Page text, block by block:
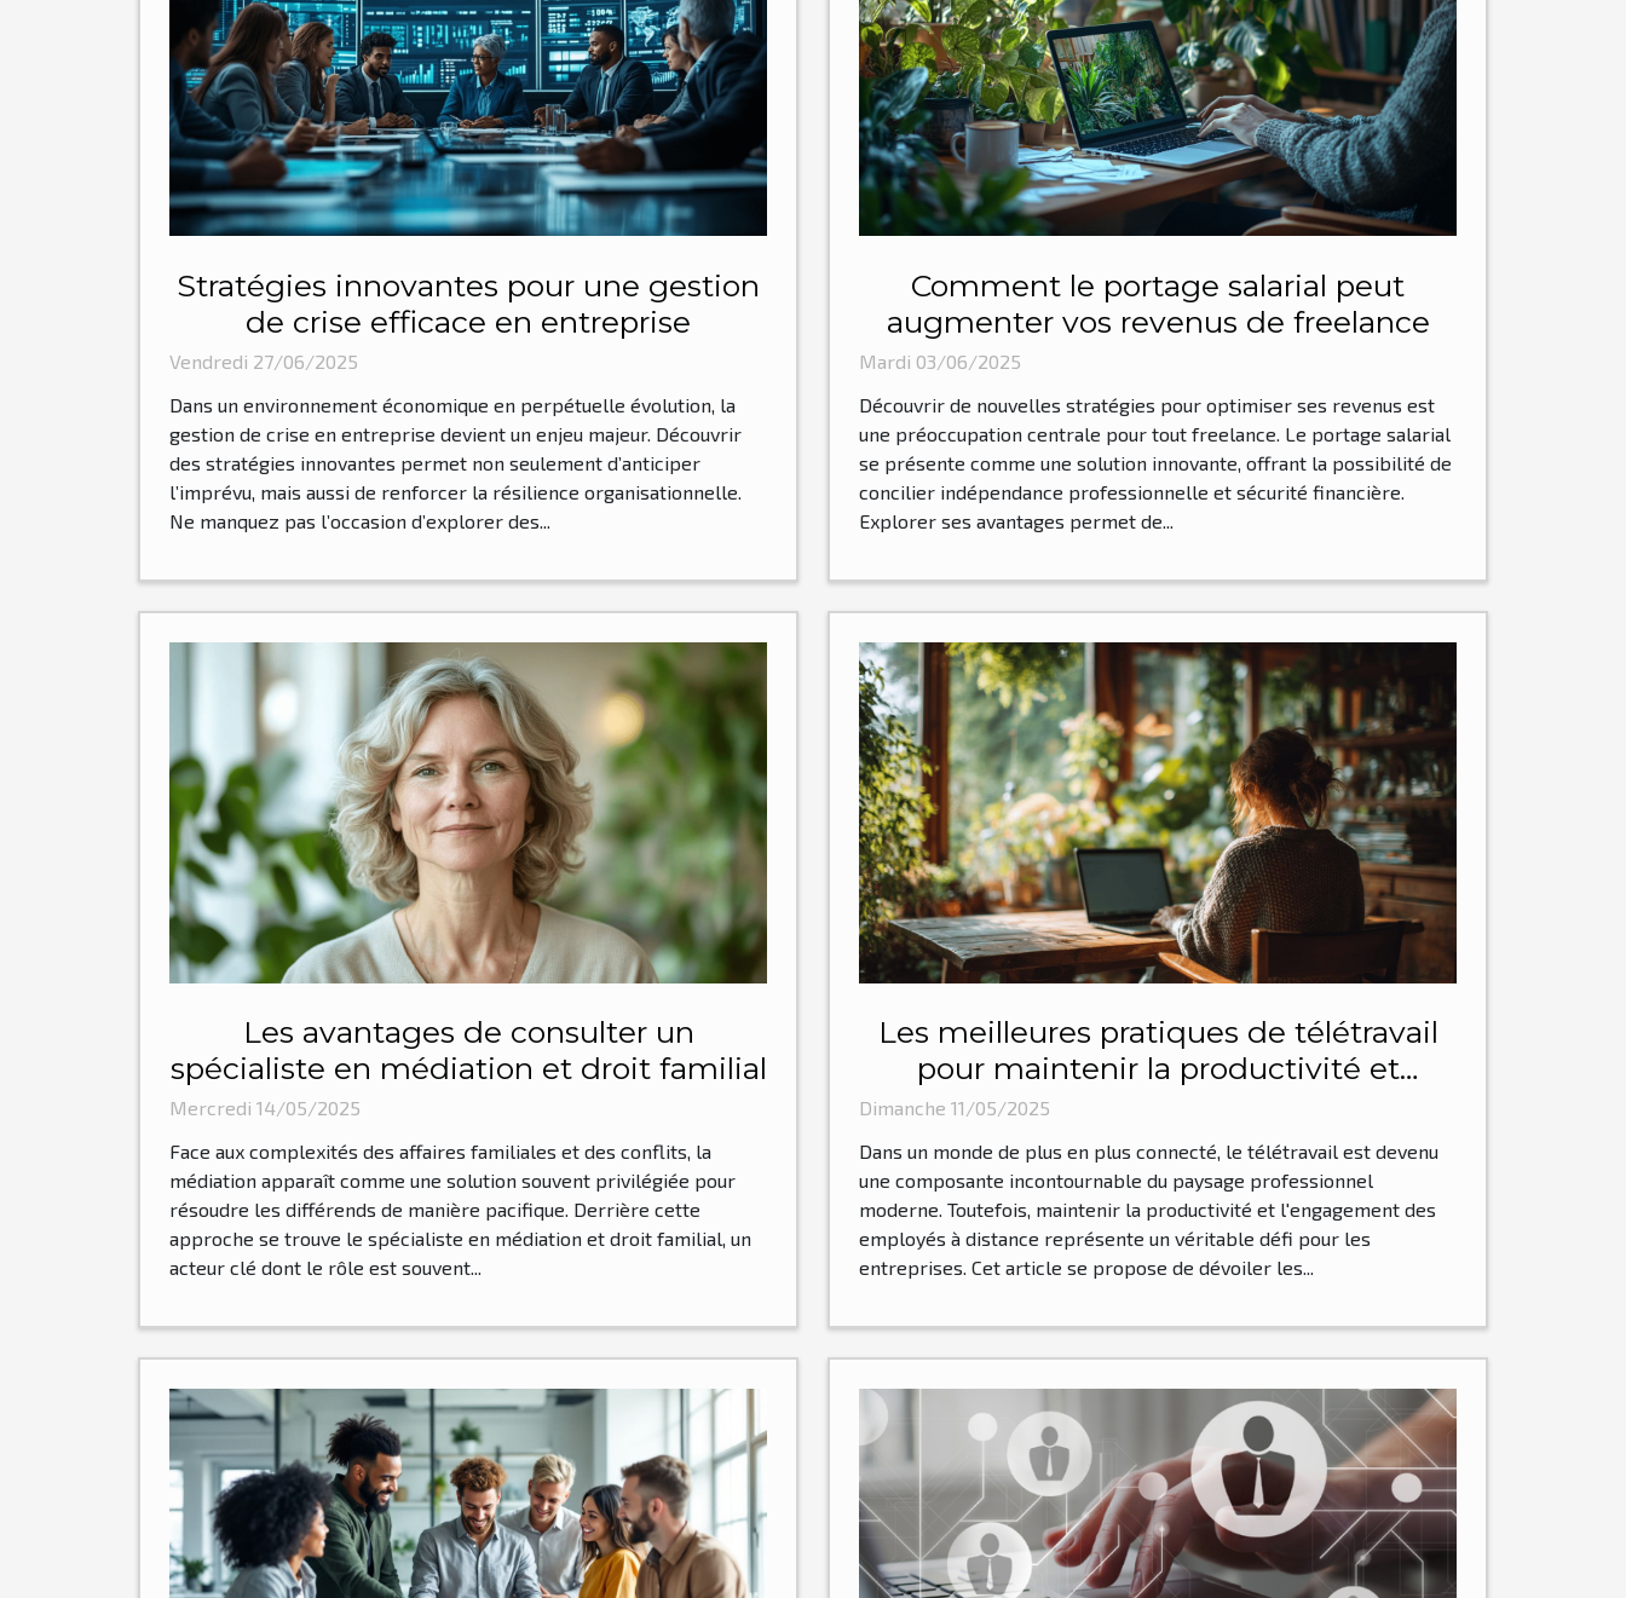
Stratégies innovantes pour une gestion
de crise efficace en entreprise
Vendredi 27/06/2025
Dans un environnement économique en perpétuelle évolution, la
gestion de crise en entreprise devient un enjeu majeur. Découvrir
des stratégies innovantes permet non seulement d’anticiper
l’imprévu, mais aussi de renforcer la résilience organisationnelle.
Ne manquez pas l’occasion d’explorer des...
Comment le portage salarial peut
augmenter vos revenus de freelance
Mardi 03/06/2025
Découvrir de nouvelles stratégies pour optimiser ses revenus est
une préoccupation centrale pour tout freelance. Le portage salarial
se présente comme une solution innovante, offrant la possibilité de
concilier indépendance professionnelle et sécurité financière.
Explorer ses avantages permet de...
Les avantages de consulter un
spécialiste en médiation et droit familial
Mercredi 14/05/2025
Face aux complexités des affaires familiales et des conflits, la
médiation apparaît comme une solution souvent privilégiée pour
résoudre les différends de manière pacifique. Derrière cette
approche se trouve le spécialiste en médiation et droit familial, un
acteur clé dont le rôle est souvent...
Les meilleures pratiques de télétravail
pour maintenir la productivité et
l'engagement des employés
Dimanche 11/05/2025
Dans un monde de plus en plus connecté, le télétravail est devenu
une composante incontournable du paysage professionnel
moderne. Toutefois, maintenir la productivité et l'engagement des
employés à distance représente un véritable défi pour les
entreprises. Cet article se propose de dévoiler les...